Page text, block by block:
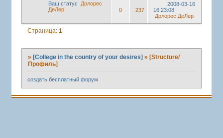
Ваш статус
Долорес
ДеЛер
0 237
2008-03-16
16:23:08
Долорес ДеЛер
Страница: 1
» [College in the country of your desires] » [Structure/
Профиль]
создать бесплатный форум